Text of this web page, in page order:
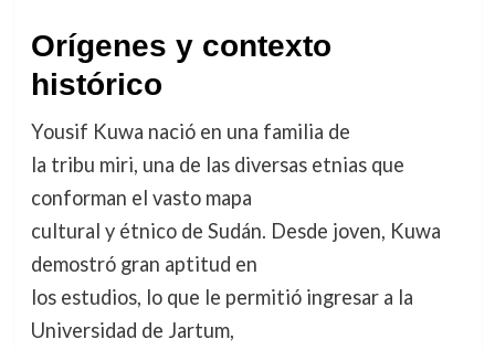
Orígenes y contexto
histórico
Yousif Kuwa nació en una familia de
la tribu miri, una de las diversas etnias que
conforman el vasto mapa
cultural y étnico de Sudán. Desde joven, Kuwa
demostró gran aptitud en
los estudios, lo que le permitió ingresar a la
Universidad de Jartum,